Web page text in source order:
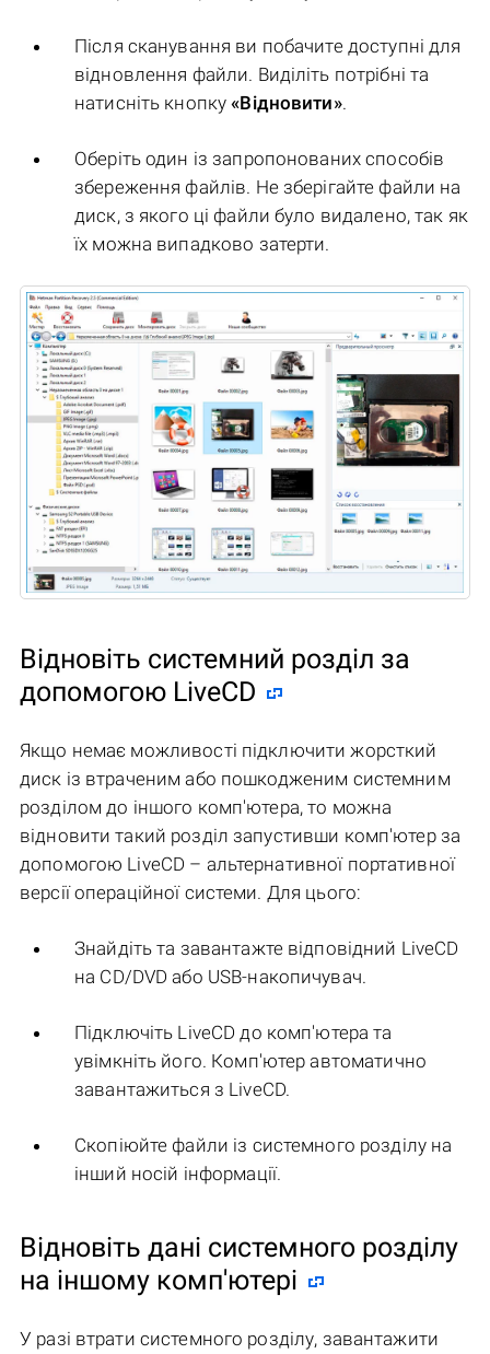
Після сканування ви побачите доступні для
відновлення файли. Виділіть потрібні та
натисніть кнопку«Відновити».
Оберіть один із запропонованих способів
збереження файлів. Не зберігайте файли на
диск, з якого ці файли було видалено, так як
їх можна випадково затерти.
Відновіть системний розділ за
допомогою LiveCD
Якщо немає можливості підключити жорсткий
диск із втраченим або пошкодженим системним
розділом до іншого комп'ютера, то можна
відновити такий розділ запустивши комп'ютер за
допомогою LiveCD – альтернативної портативної
версії операційної системи. Для цього:
Знайдіть та завантажте відповідний LiveCD
на CD/DVD або USB-накопичувач.
Підключіть LiveCD до комп'ютера та
увімкніть його. Комп'ютер автоматично
завантажиться з LiveCD.
Скопіюйте файли із системного розділу на
інший носій інформації.
Відновіть дані системного розділу
на іншому комп'ютері
У разі втрати системного розділу, завантажити